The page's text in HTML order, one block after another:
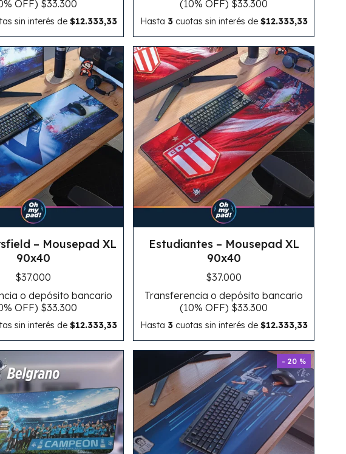
OFF) $33.300
sin interés de $12.333,33
(10% OFF) $33.300
Hasta 3cuotas sin interés de $12.333,33
– Mousepad XL
90x40
$37.000
o depósito bancario
OFF) $33.300
sin interés de $12.333,33
Estudiantes – Mousepad XL
90x40
$37.000
Transferencia o depósito bancario
(10% OFF) $33.300
Hasta 3cuotas sin interés de $12.333,33
- 20 %